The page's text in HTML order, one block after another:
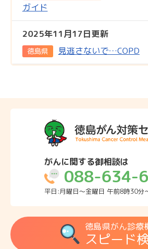
ガイド
2025年11月17日更新
徳島県 見逃さないで…COPD
がんに関する御相談は
088-634-
平日:月曜日～金曜日 午前8時30分
徳島県がん診療
スピード